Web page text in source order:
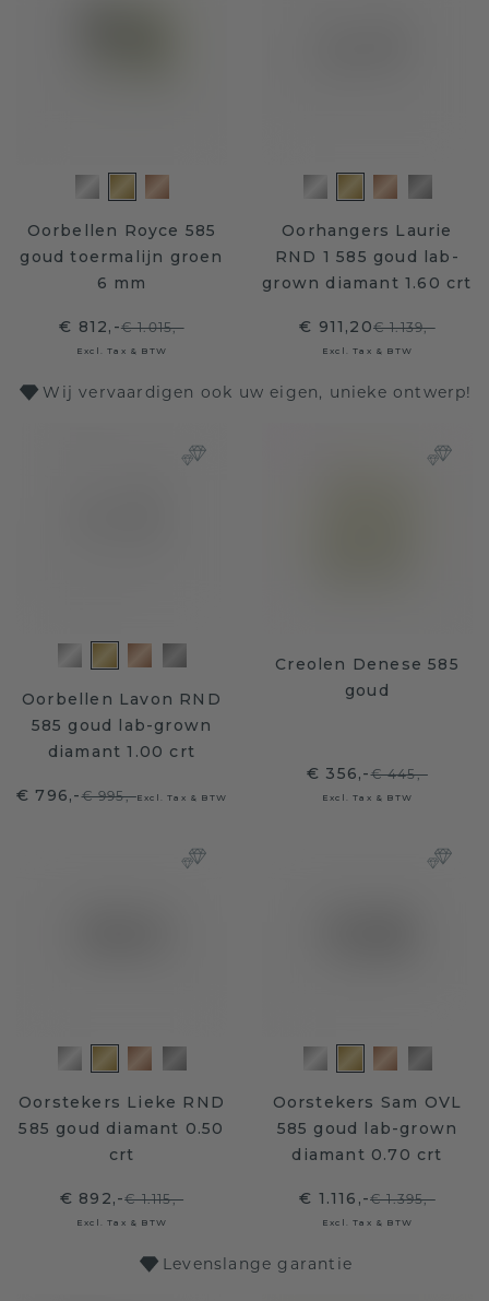
Oorbellen Royce 585
goud toermalijn groen
6 mm
€ 812,-€ 1.015,-
Excl. Tax & BTW
Oorhangers Laurie
RND 1 585 goud lab-
grown diamant 1.60 crt
€ 911,20€ 1.139,-
Excl. Tax & BTW
Wij vervaardigen ook uw eigen, unieke ontwerp!
Oorbellen Lavon RND
585 goud lab-grown
diamant 1.00 crt
€ 796,-€ 995,-Excl. Tax & BTW
Creolen Denese 585
goud
€ 356,-€ 445,-
Excl. Tax & BTW
Oorstekers Lieke RND
585 goud diamant 0.50
crt
€ 892,-€ 1.115,-
Excl. Tax & BTW
Oorstekers Sam OVL
585 goud lab-grown
diamant 0.70 crt
€ 1.116,-€ 1.395,-
Excl. Tax & BTW
Levenslange garantie